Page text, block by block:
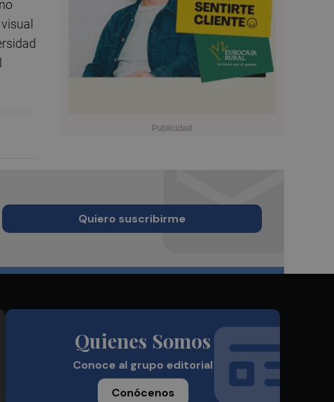
Quiero suscribirme
Quienes Somos
Conoce al grupo editorial
Conócenos